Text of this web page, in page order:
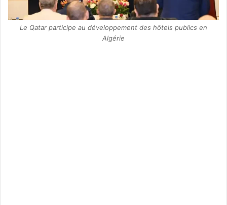
Le Qatar participe au développement des hôtels publics en
Algérie